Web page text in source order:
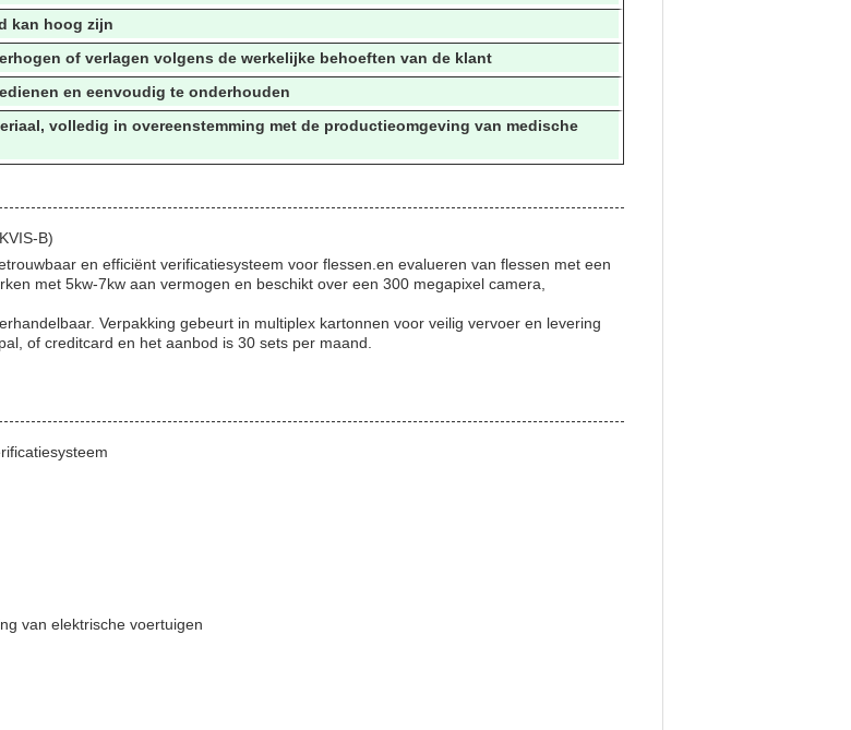
kan hoog zijn
of verlagen volgens de werkelijke behoeften van de klant
en eenvoudig te onderhouden
volledig in overeenstemming met de productieomgeving van medische
B)
en efficiënt verificatiesysteem voor flessen.en evalueren van flessen met een
met 5kw-7kw aan vermogen en beschikt over een 300 megapixel camera,
Verpakking gebeurt in multiplex kartonnen voor veilig vervoer en levering
of creditcard en het aanbod is 30 sets per maand.
van elektrische voertuigen